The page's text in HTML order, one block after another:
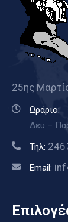
25ης
Ωράριο:
Δευ –
Τηλ:
Email: